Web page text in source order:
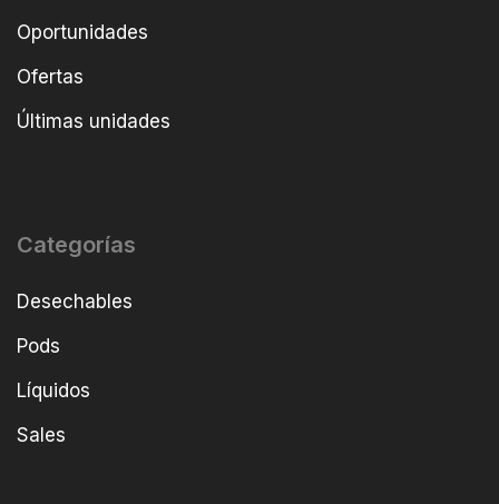
Oportunidades
Ofertas
Últimas unidades
Categorías
Desechables
Pods
Líquidos
Sales